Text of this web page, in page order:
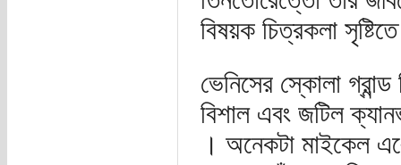
বিষয়ক চিত্রকলা
ভেনিসের স্কোলা
বিশাল এবং জটিল
। অনেকটা মাইকেল